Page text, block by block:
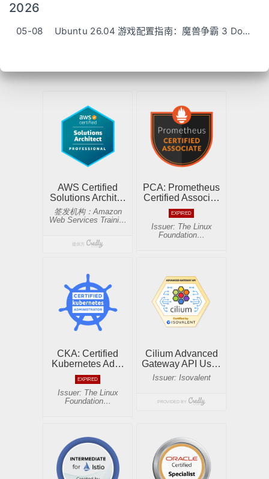
2026
05-08 Ubuntu 26.04 游戏配置指南：魔兽争霸 3 Dota1